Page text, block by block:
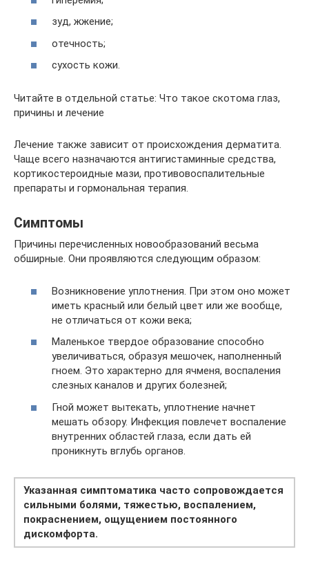
зуд, жжение;
отечность;
сухость кожи.
Читайте в отдельной статье: Что такое скотома глаз,
причины и лечение
Лечение также зависит от происхождения дерматита.
Чаще всего назначаются антигистаминные средства,
кортикостероидные мази, противовоспалительные
препараты и гормональная терапия.
Симптомы
Причины перечисленных новообразований весьма
обширные. Они проявляются следующим образом:
Возникновение уплотнения. При этом оно может
иметь красный или белый цвет или же вообще,
не отличаться от кожи века;
Маленькое твердое образование способно
увеличиваться, образуя мешочек, наполненный
гноем. Это характерно для ячменя, воспаления
слезных каналов и других болезней;
Гной может вытекать, уплотнение начнет
мешать обзору. Инфекция повлечет воспаление
внутренних областей глаза, если дать ей
проникнуть вглубь органов.
Указанная симптоматика часто сопровождается
сильными болями, тяжестью, воспалением,
покраснением, ощущением постоянного
дискомфорта.